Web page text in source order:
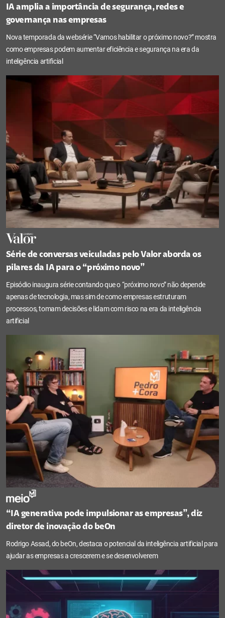
IA amplia a importância de segurança, redes e
governança nas empresas
Nova temporada da websérie “Vamos habilitar o próximo novo?” mostra
como empresas podem aumentar eficiência e segurança na era da
inteligência artificial
Série de conversas veiculadas pelo Valor aborda os
pilares da IA para o “próximo novo”
Episódio inaugura série contando que o “próximo novo” não depende
apenas de tecnologia, mas sim de como empresas estruturam
processos, tomam decisões e lidam com risco na era da inteligência
artificial
“IA generativa pode impulsionar as empresas”, diz
diretor de inovação do beOn
Rodrigo Assad, do beOn, destaca o potencial da inteligência artificial para
ajudar as empresas a crescerem e se desenvolverem